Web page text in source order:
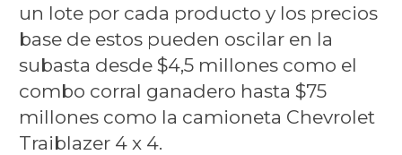
un lote por cada producto y los precios
base de estos pueden oscilar en la
subasta desde $4,5 millones como el
combo corral ganadero hasta $75
millones como la camioneta Chevrolet
Traiblazer 4 x 4.